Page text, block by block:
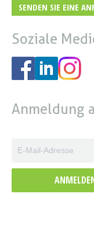
SENDEN SIE EINE
Soziale
Anmeldung